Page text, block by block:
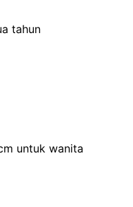
tahun
untuk wanita